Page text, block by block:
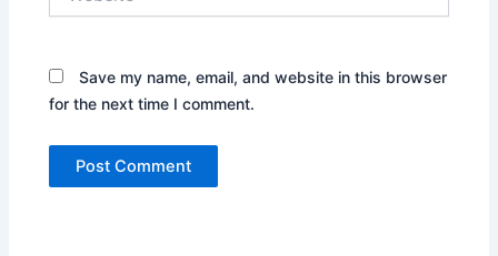
Save my name, email, and website in this browser
for the next time I comment.